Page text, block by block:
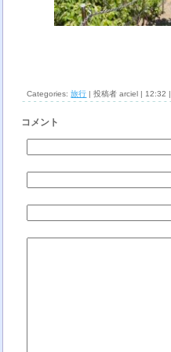
Categories:旅行 | 投稿者 arciel | 12:32 |
コメント